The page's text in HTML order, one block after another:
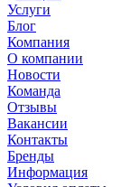
Услуги
Блог
Компания
О компании
Новости
Команда
Отзывы
Вакансии
Контакты
Бренды
Информация